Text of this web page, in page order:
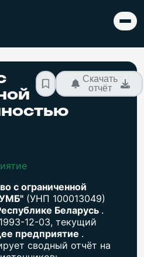
Скачать
отчёт
с ограниченной
(УНП 100013049)
Беларусь .
12-03, текущий
предприятие .
сводный отчёт на